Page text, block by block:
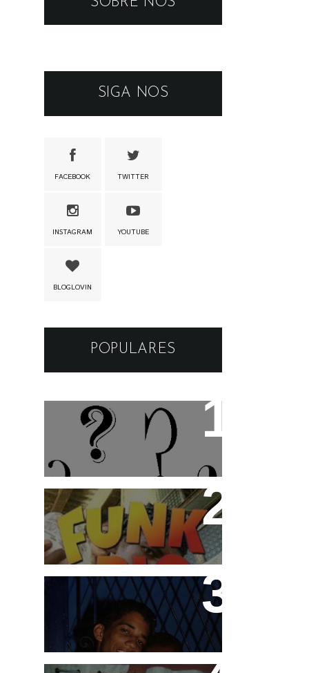
SIGA NOS
FACEBOOK TWITTER
INSTAGRAM YOUTUBE
BLOGLOVIN
POPULARES
Os apelidos das musicas
Funk Rio Documentário
Teco e Buzunga